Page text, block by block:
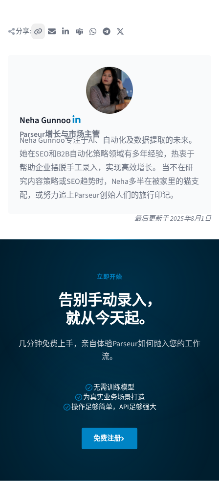
分享: 复制链接电子邮件LinkedIn
Teams WhatsAppTelegram
Neha GunnooLinkedIn
Parseur增长与市场主管
Neha Gunnoo专注于AI、自动化及数据提取的未来。
她在SEO和B2B自动化策略领域有多年经验，热衷于
帮助企业摆脱手工录入，实现高效增长。 当不在研
究内容策略或SEO趋势时，Neha多半在被家里的猫支
配，或努力追上Parseur创始人们的旅行印记。
最后更新于2025年8月1日
立即开始
告别手动录入，
就从今天起。
几分钟免费上手，亲自体验Parseur如何融入您的工作
流。
无需训练模型
为真实业务场景打造
操作足够简单，API足够强大
免费注册